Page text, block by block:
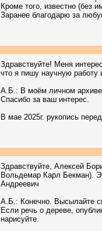
Кроме того, известно (без
Заранее благодарю за
Здравствуйте! Меня
что я пишу научную работу
А.Б.: В моём личном
Спасибо за ваш интерес.
В мае 2025г. рукопись
Здравствуйте, Алексей
Вольдемар Карл Бекман).
Андреевич
А.Б.: Конечно. Высылайте
Если речь о дереве,
нарисуйте.